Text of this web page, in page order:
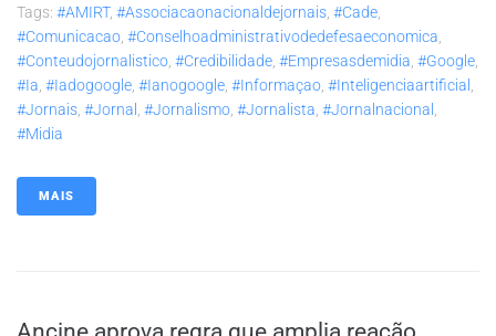
Tags: #AMIRT, #associacaonacionaldejornais, #cade,
#comunicacao, #conselhoadministrativodedefesaeconomica,
#conteudojornalistico, #credibilidade, #empresasdemidia, #google,
#ia, #iadogoogle, #ianogoogle, #informaçao, #inteligenciaartificial ,
#jornais, #jornal , #jornalismo, #jornalista, #jornalnacional ,
#midia
MAIS